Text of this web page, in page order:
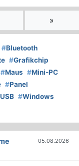
»
#Bluetooth
#Grafikchip
#Maus #Mini-PC
#Panel
USB #Windows
05.08.2026